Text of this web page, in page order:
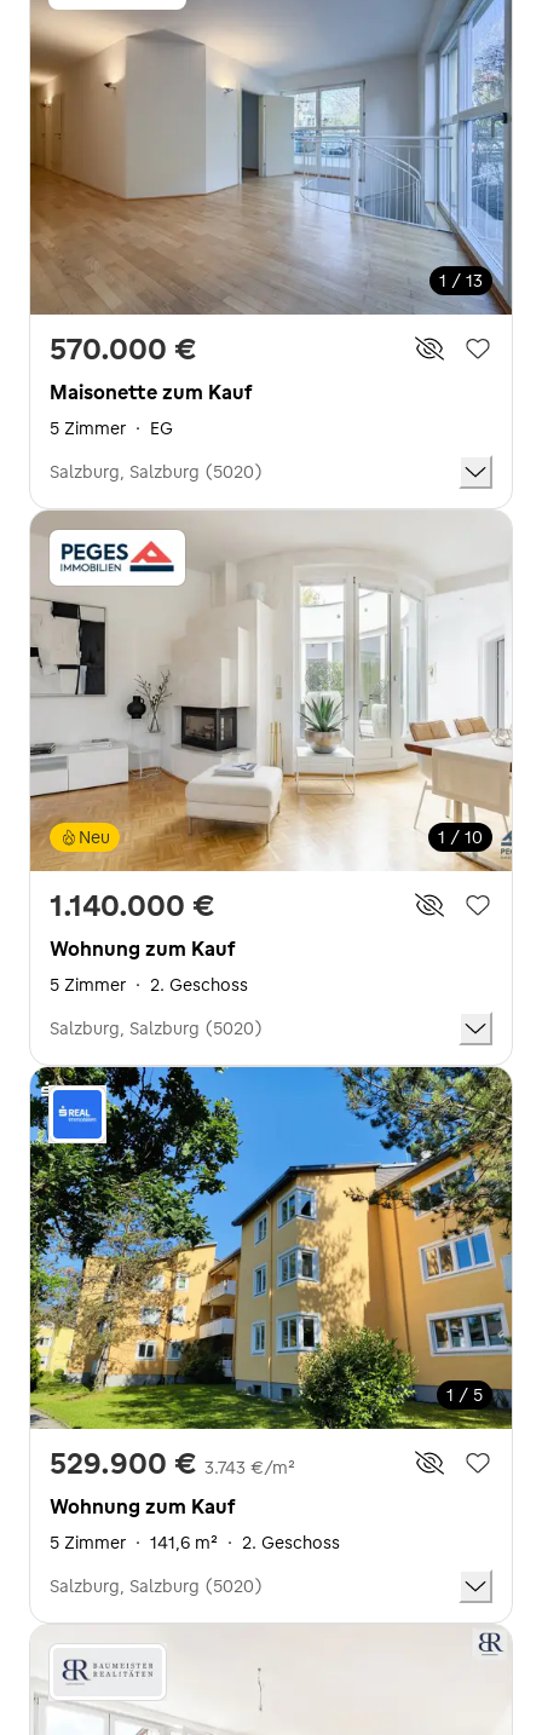
1 / 13
570.000 €
Maisonette zum Kauf
5 Zimmer · EG
Salzburg, Salzburg (5020)
1 / 10
Neu
1.140.000 €
Wohnung zum Kauf
5 Zimmer · 2. Geschoss
Salzburg, Salzburg (5020)
1 / 5
529.900 € 3.743 €/m²
Wohnung zum Kauf
5 Zimmer · 141,6 m² · 2. Geschoss
Salzburg, Salzburg (5020)